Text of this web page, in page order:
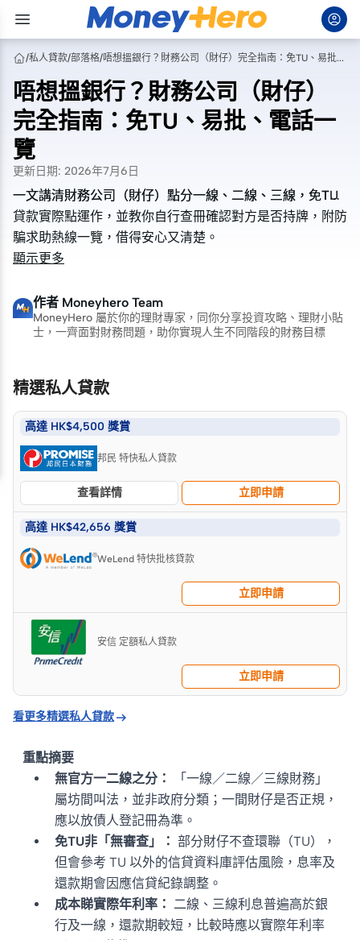
/私人貸款/部落格/ 唔想搵銀行？財務公司（財仔）完全指南：免TU、易批、電話一覽
唔想搵銀行？財務公司（財仔）
完全指南：免TU、易批、電話一
覽
更新日期: 2026年7月6日
一文講清財務公司（財仔）點分一線、二線、三線，免TU
貸款實際點運作，並教你自行查冊確認對方是否持牌，附防
騙求助熱線一覽，借得安心又清楚。
一文講清財務公司（財仔）點分一線、二線、三線，免TU
貸款實際點運作，並教你自行查冊確認對方是否持牌，附防
騙求助熱線一覽，借得安心又清楚。
顯示更多
作者 Moneyhero Team
MoneyHero 屬於你的理財專家，同你分享投資攻略、理財小貼
士，一齊面對財務問題，助你實現人生不同階段的財務目標
精選私人貸款
高達 HK$4,500 獎賞
邦民 特快私人貸款
查看詳情 立即申請
高達 HK$42,656 獎賞
WeLend 特快批核貸款
立即申請
安信 定額私人貸款
立即申請
看更多精選私人貸款
重點摘要
無官方一二線之分：
「一線／二線／三線財務」
屬坊間叫法，並非政府分類；一間財仔是否正規，
應以放債人登記冊為準。
免TU非「無審查」： 部分財仔不查環聯（TU），
但會參考 TU 以外的信貸資料庫評估風險，息率及
還款期會因應信貸紀錄調整。
成本睇實際年利率： 二線、三線利息普遍高於銀
行及一線，還款期較短，比較時應以實際年利率